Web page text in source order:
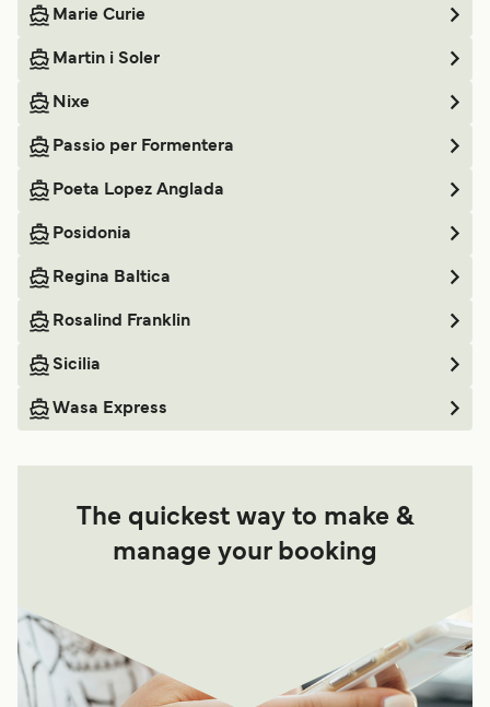
Marie Curie
Martin i Soler
Nixe
Passio per Formentera
Poeta Lopez Anglada
Posidonia
Regina Baltica
Rosalind Franklin
Sicilia
Wasa Express
The quickest way to make &
manage your booking